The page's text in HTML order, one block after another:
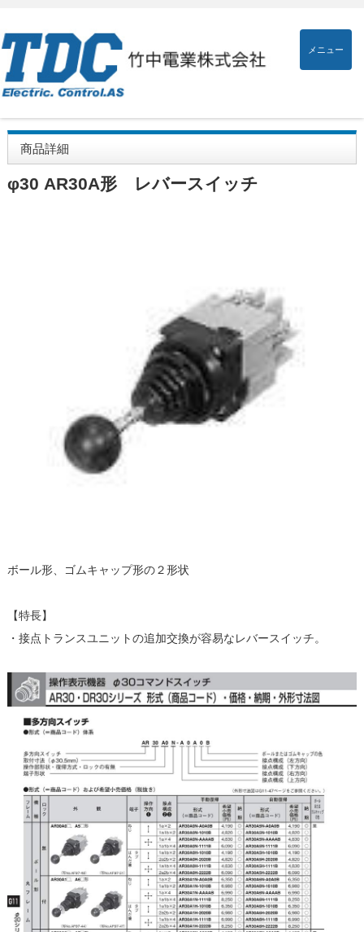
メニュー
商品詳細
φ30 AR30A形 レバースイッチ
ボール形、ゴムキャップ形の２形状
【特長】
・接点トランスユニットの追加交換が容易なレバースイッチ。